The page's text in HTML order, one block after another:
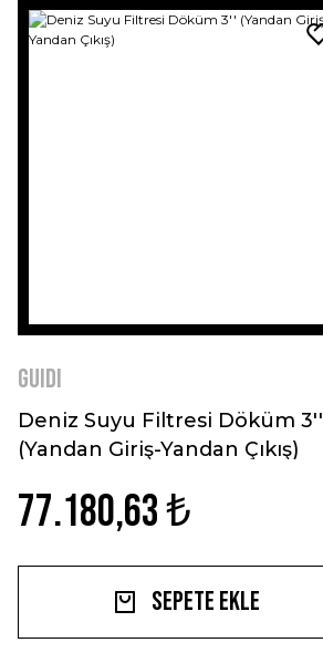
GUIDI
Deniz Suyu Filtresi Döküm 3''
(Yandan Giriş-Yandan Çıkış)
77.180,63 ₺
Sepete Ekle